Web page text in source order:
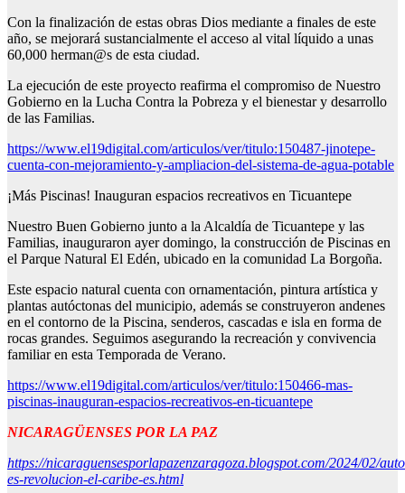
Con la finalización de estas obras Dios mediante a finales de este
año, se mejorará sustancialmente el acceso al vital líquido a unas
60,000 herman@s de esta ciudad.
La ejecución de este proyecto reafirma el compromiso de Nuestro
Gobierno en la Lucha Contra la Pobreza y el bienestar y desarrollo
de las Familias.
https://www.el19digital.com/articulos/ver/titulo:150487-jinotepe-
cuenta-con-mejoramiento-y-ampliacion-del-sistema-de-agua-potable
¡Más Piscinas! Inauguran espacios recreativos en Ticuantepe
Nuestro Buen Gobierno junto a la Alcaldía de Ticuantepe y las
Familias, inauguraron ayer domingo, la construcción de Piscinas en
el Parque Natural El Edén, ubicado en la comunidad La Borgoña.
Este espacio natural cuenta con ornamentación, pintura artística y
plantas autóctonas del municipio, además se construyeron andenes
en el contorno de la Piscina, senderos, cascadas e isla en forma de
rocas grandes. Seguimos asegurando la recreación y convivencia
familiar en esta Temporada de Verano.
https://www.el19digital.com/articulos/ver/titulo:150466-mas-
piscinas-inauguran-espacios-recreativos-en-ticuantepe
NICARAGÜENSES POR LA PAZ
https://nicaraguensesporlapazenzaragoza.blogspot.com/2024/02/
es-revolucion-el-caribe-es.html